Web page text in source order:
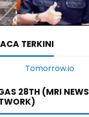
TERKINI
28TH (MRI NEWS